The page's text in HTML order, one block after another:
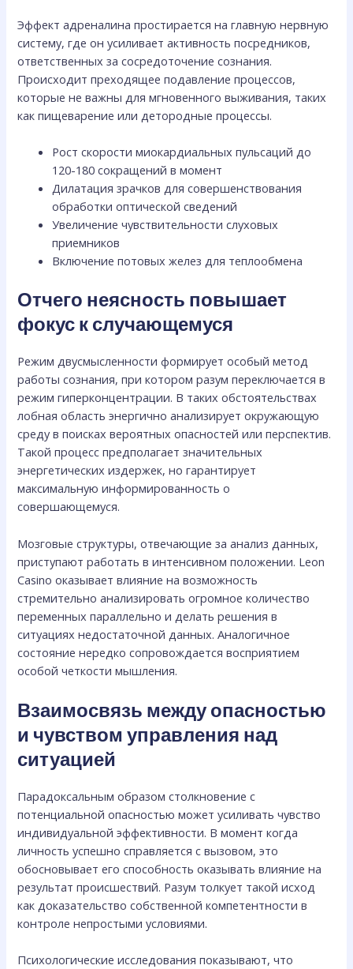
Эффект адреналина простирается на главную нервную
систему, где он усиливает активность посредников,
ответственных за сосредоточение сознания.
Происходит преходящее подавление процессов,
которые не важны для мгновенного выживания, таких
как пищеварение или детородные процессы.
Рост скорости миокардиальных пульсаций до
120-180 сокращений в момент
Дилатация зрачков для совершенствования
обработки оптической сведений
Увеличение чувствительности слуховых
приемников
Включение потовых желез для теплообмена
Отчего неясность повышает
фокус к случающемуся
Режим двусмысленности формирует особый метод
работы сознания, при котором разум переключается в
режим гиперконцентрации. В таких обстоятельствах
лобная область энергично анализирует окружающую
среду в поисках вероятных опасностей или перспектив.
Такой процесс предполагает значительных
энергетических издержек, но гарантирует
максимальную информированность о
совершающемуся.
Мозговые структуры, отвечающие за анализ данных,
приступают работать в интенсивном положении. Leon
Casino оказывает влияние на возможность
стремительно анализировать огромное количество
переменных параллельно и делать решения в
ситуациях недостаточной данных. Аналогичное
состояние нередко сопровождается восприятием
особой четкости мышления.
Взаимосвязь между опасностью
и чувством управления над
ситуацией
Парадоксальным образом столкновение с
потенциальной опасностью может усиливать чувство
индивидуальной эффективности. В момент когда
личность успешно справляется с вызовом, это
обосновывает его способность оказывать влияние на
результат происшествий. Разум толкует такой исход
как доказательство собственной компетентности в
контроле непростыми условиями.
Психологические исследования показывают, что